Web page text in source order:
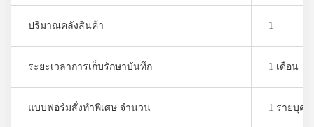
ปริมาณคลังสินค้า 1
ระยะเวลาการเก็บรักษาบันทึก 1 เดือน
แบบฟอร์มสั่งทำพิเศษ จำนวน 1 รายบุคค